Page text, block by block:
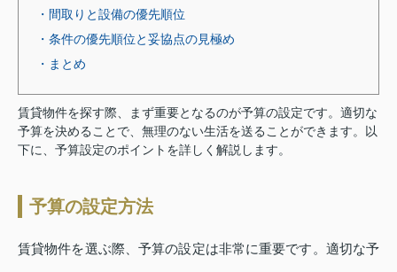
・間取りと設備の優先順位
・条件の優先順位と妥協点の見極め
・まとめ
賃貸物件を探す際、まず重要となるのが予算の設定です。適切な
予算を決めることで、無理のない生活を送ることができます。以
下に、予算設定のポイントを詳しく解説します。
予算の設定方法
賃貸物件を選ぶ際、予算の設定は非常に重要です。適切な予